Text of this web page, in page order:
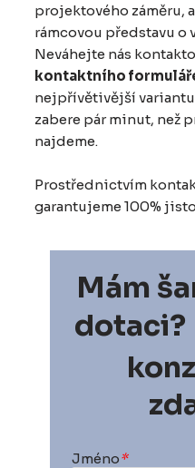
projektového záměru,
rámcovou představu o
Neváhejte nás
kontaktního
nejpřívětivější
zabere pár minut, než
najdeme.
Prostřednictvím
garantujeme 100%
Mám
dotaci?
Jméno*